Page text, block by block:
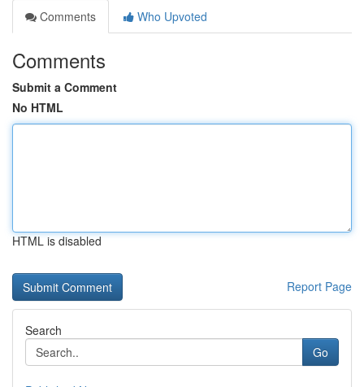
Comments
Who Upvoted
Comments
Submit a Comment
No HTML
HTML is disabled
Report Page
Search
Go